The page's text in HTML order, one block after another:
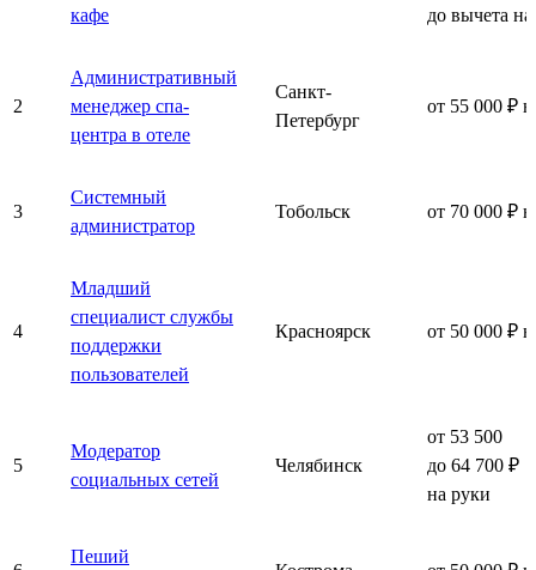
кафе
до вычета
2
Административный
менеджер спа-
центра в отеле
Санкт-
Петербург
от 55 000 ₽
3
Системный
администратор
Тобольск от 70 000 ₽
4
Младший
специалист службы
поддержки
пользователей
Красноярск от 50 000 ₽
5
Модератор
социальных сетей
Челябинск
от 53 500
до 64 700 ₽
на руки
Пеший